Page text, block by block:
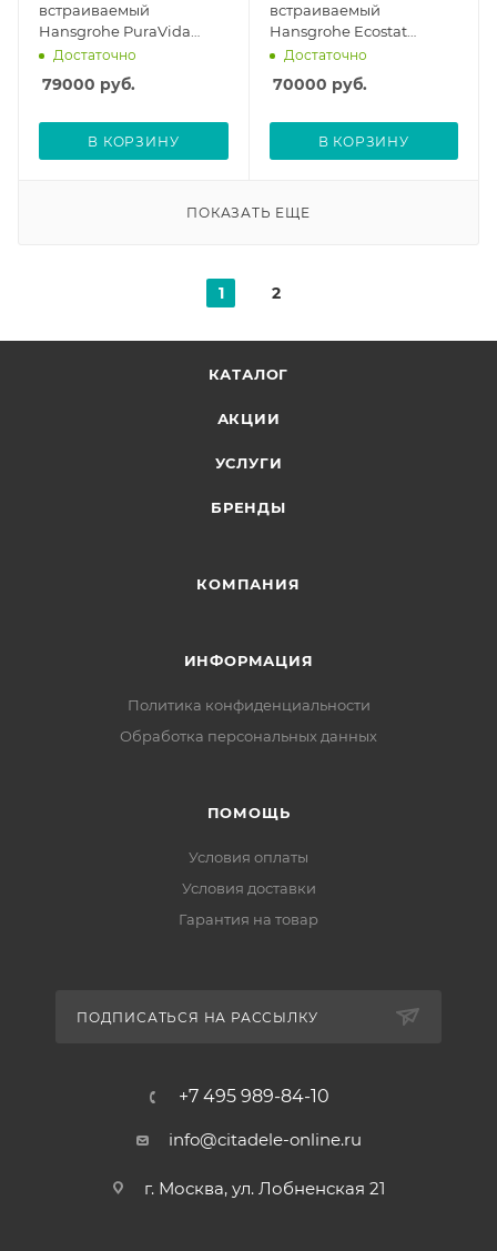
встраиваемый
Hansgrohe PuraVida
15772000, без скрытой
Достаточно
79000 руб.
В КОРЗИНУ
встраиваемый
Hansgrohe Ecostat
Classic Highflow
15754000, без скрытой
части
Достаточно
70000 руб.
В КОРЗИНУ
ПОКАЗАТЬ ЕЩЕ
1 2
КАТАЛОГ
АКЦИИ
УСЛУГИ
БРЕНДЫ
КОМПАНИЯ
ИНФОРМАЦИЯ
Политика конфиденциальности
Обработка персональных данных
ПОМОЩЬ
Условия оплаты
Условия доставки
Гарантия на товар
ПОДПИСАТЬСЯ НА РАССЫЛКУ
+7 495 989-84-10
info@citadele-online.ru
г. Москва, ул. Лобненская 21